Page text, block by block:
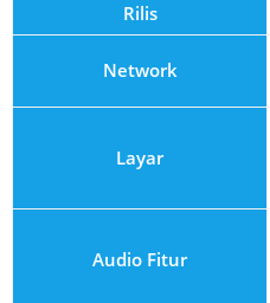
Rilis
Network
Layar
Audio Fitur